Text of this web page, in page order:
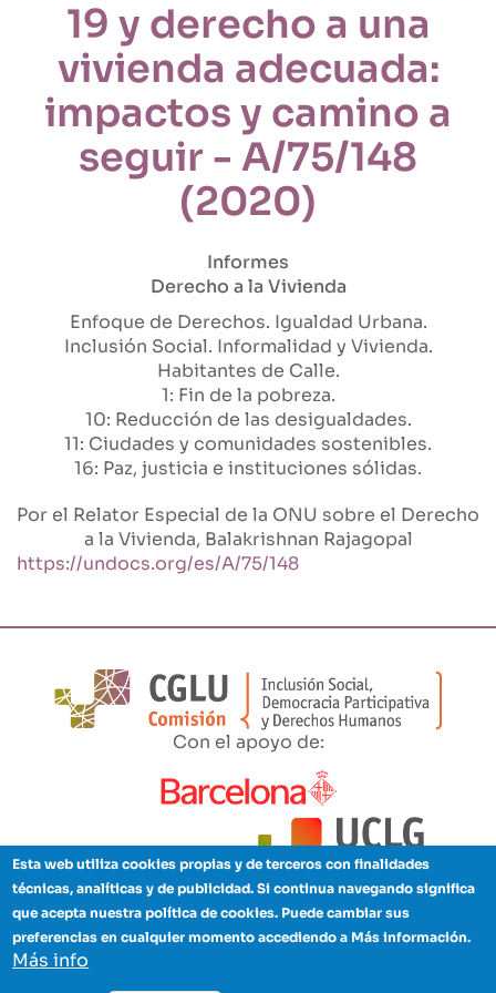
19 y derecho a una
vivienda adecuada:
impactos y camino a
seguir - A/75/148
(2020)
Informes
Derecho a la Vivienda
Enfoque de Derechos Igualdad Urbana
Inclusión Social Informalidad y Vivienda
Habitantes de Calle
1: Fin de la pobreza
10: Reducción de las desigualdades
11: Ciudades y comunidades sostenibles
16: Paz, justicia e instituciones sólidas
Por el Relator Especial de la ONU sobre el Derecho
a la Vivienda, Balakrishnan Rajagopal
https://undocs.org/es/A/75/148
Con el apoyo de:
Enlaces
Aviso legal Política de privacidad Cookies Créditos
Esta web utiliza cookies propias y de terceros con finalidades
técnicas, analíticas y de publicidad. Si continua navegando significa
que acepta nuestra política de cookies. Puede cambiar sus
preferencias en cualquier momento accediendo a Más información.
Más info